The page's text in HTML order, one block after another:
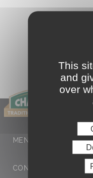
MENTIONS LÉGALES
CONFIDENTIALITÉ
This
and
over